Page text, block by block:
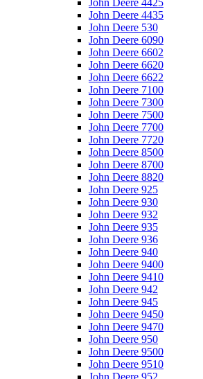
John Deere 4425
John Deere 4435
John Deere 530
John Deere 6090
John Deere 6602
John Deere 6620
John Deere 6622
John Deere 7100
John Deere 7300
John Deere 7500
John Deere 7700
John Deere 7720
John Deere 8500
John Deere 8700
John Deere 8820
John Deere 925
John Deere 930
John Deere 932
John Deere 935
John Deere 936
John Deere 940
John Deere 9400
John Deere 9410
John Deere 942
John Deere 945
John Deere 9450
John Deere 9470
John Deere 950
John Deere 9500
John Deere 9510
John Deere 952